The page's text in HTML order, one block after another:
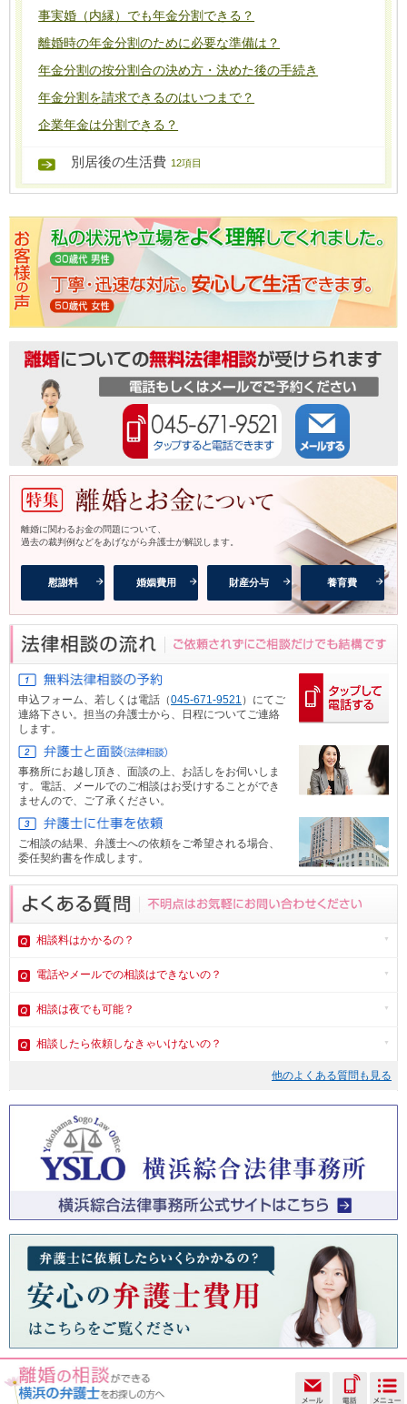
事実婚（内縁）でも年金分割できる？
離婚時の年金分割のために必要な準備は？
年金分割の按分割合の決め方・決めた後の手続き
年金分割を請求できるのはいつまで？
企業年金は分割できる？
別居後の生活費 12項目
離婚に関わるお金の問題について、
過去の裁判例などをあげながら弁護士が解説します。
慰謝料 婚姻費用 財産分与 養育費
申込フォーム、 若しくは電話（045-671-9521 ）にてご
連絡下さい。担当の弁護士から、日程についてご連絡
します。
事務所にお越し頂き、面談の上、お話しをお伺いしま
す。電話、メールでのご相談はお受けすることができ
ませんので、ご了承ください。
ご相談の結果、弁護士への依頼をご希望される場合、
委任契約書を作成します。
相談料はかかるの？
電話やメールでの相談はできないの？
相談は夜でも可能？
相談したら依頼しなきゃいけないの？
他のよくある質問も見る